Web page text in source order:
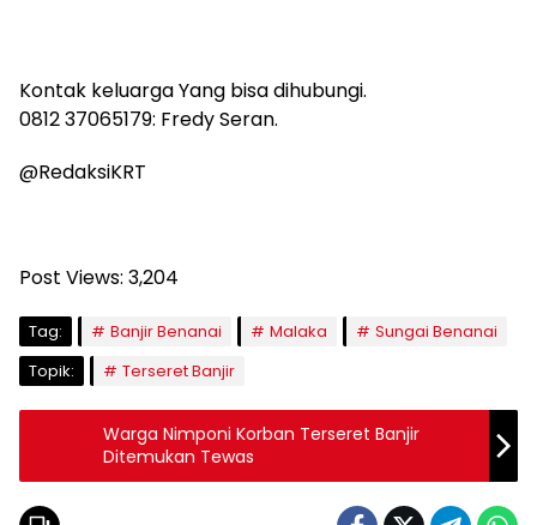
Kontak keluarga Yang bisa dihubungi.
0812 37065179: Fredy Seran.
@RedaksiKRT
Post Views: 3,204
Tag: Banjir Benanai Malaka
Sungai Benanai
Topik:
Terseret Banjir
Warga Nimponi Korban Terseret Banjir
Ditemukan Tewas